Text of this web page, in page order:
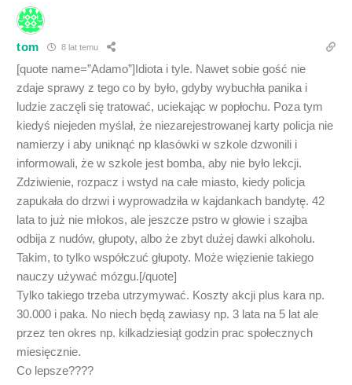
tom 8 lat temu
[quote name=”Adamo”]Idiota i tyle. Nawet sobie gość nie
zdaje sprawy z tego co by było, gdyby wybuchła panika i
ludzie zaczęli się tratować, uciekając w popłochu. Poza tym
kiedyś niejeden myślał, że niezarejestrowanej karty policja nie
namierzy i aby uniknąć np klasówki w szkole dzwonili i
informowali, że w szkole jest bomba, aby nie było lekcji.
Zdziwienie, rozpacz i wstyd na całe miasto, kiedy policja
zapukała do drzwi i wyprowadziła w kajdankach bandytę. 42
lata to już nie młokos, ale jeszcze pstro w głowie i szajba
odbija z nudów, głupoty, albo że zbyt dużej dawki alkoholu.
Takim, to tylko współczuć głupoty. Może więzienie takiego
nauczy używać mózgu.[/quote]
Tylko takiego trzeba utrzymywać. Koszty akcji plus kara np.
30.000 i paka. No niech będą zawiasy np. 3 lata na 5 lat ale
przez ten okres np. kilkadziesiąt godzin prac społecznych
miesięcznie.
Co lepsze????